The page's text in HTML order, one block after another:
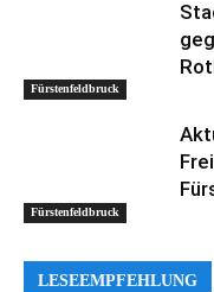
Fürstenfeldbruck
Fürstenfeldbruck
LESEEMPFEHLUNG